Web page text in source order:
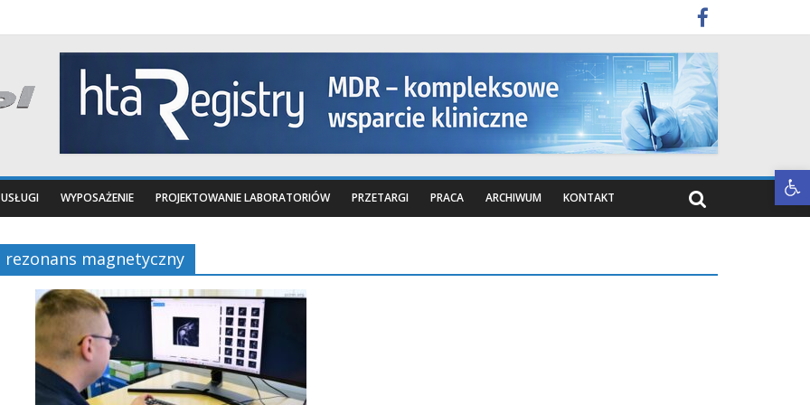
Otwórz pasek narzędzi
USŁUGI WYPOSAŻENIE PROJEKTOWANIE LABORATORIÓW PRZETARGI PRACA ARCHIWUM KONTAKT
rezonans magnetyczny